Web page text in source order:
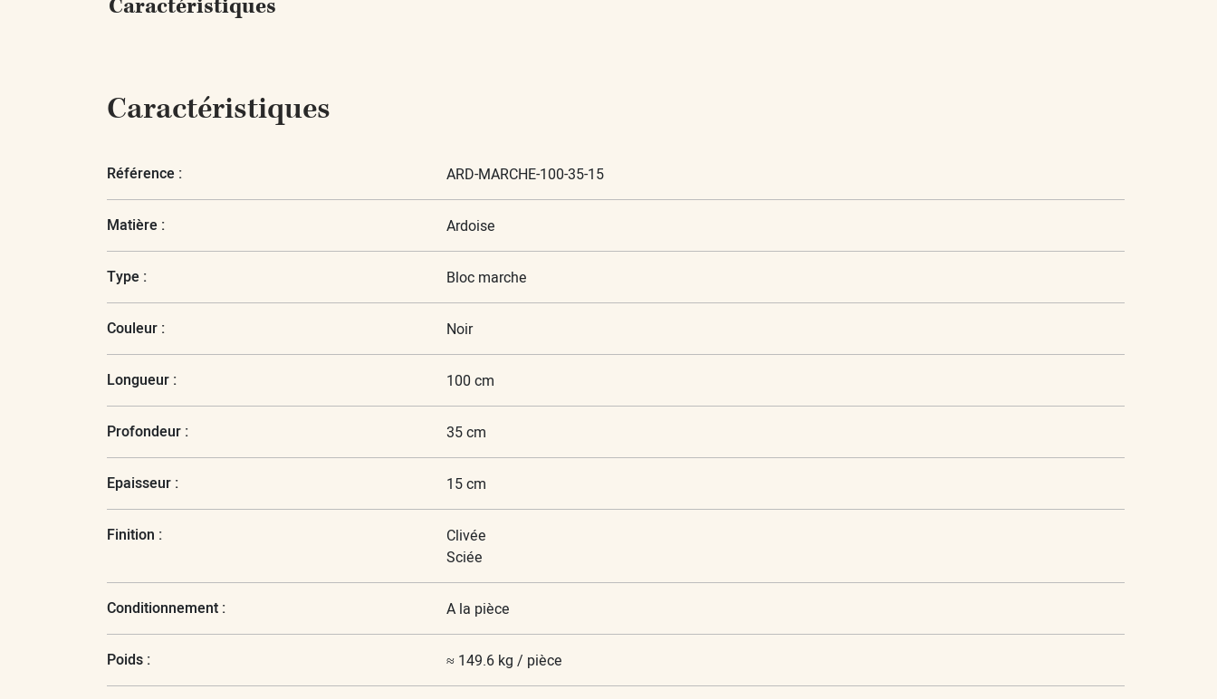
Caractéristiques
Caractéristiques
Référence : ARD-MARCHE-100-35-15
Matière : Ardoise
Type : Bloc marche
Couleur : Noir
Longueur : 100 cm
Profondeur : 35 cm
Epaisseur : 15 cm
Finition :
Clivée
Sciée
Conditionnement : A la pièce
Poids : ≈ 149.6 kg / pièce